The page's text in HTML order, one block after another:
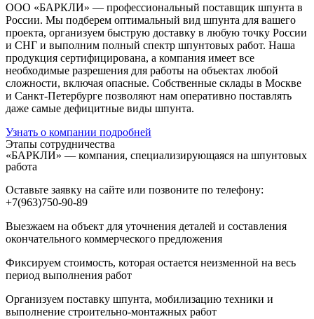
ООО «БАРКЛИ» — профессиональный поставщик шпунта в
России. Мы подберем оптимальный вид шпунта для вашего
проекта, организуем быструю доставку в любую точку России
и СНГ и выполним полный спектр шпунтовых работ. Наша
продукция сертифицирована, а компания имеет все
необходимые разрешения для работы на объектах любой
сложности, включая опасные. Собственные склады в Москве
и Санкт-Петербурге позволяют нам оперативно поставлять
даже самые дефицитные виды шпунта.
Узнать о компании подробней
Этапы сотрудничества
«БАРКЛИ» — компания, специализирующаяся на шпунтовых
работа
Оставьте заявку на сайте или позвоните по телефону:
+7(963)750-90-89
Выезжаем на объект для уточнения деталей и составления
окончательного коммерческого предложения
Фиксируем стоимость, которая остается неизменной на весь
период выполнения работ
Организуем поставку шпунта, мобилизацию техники и
выполнение строительно-монтажных работ